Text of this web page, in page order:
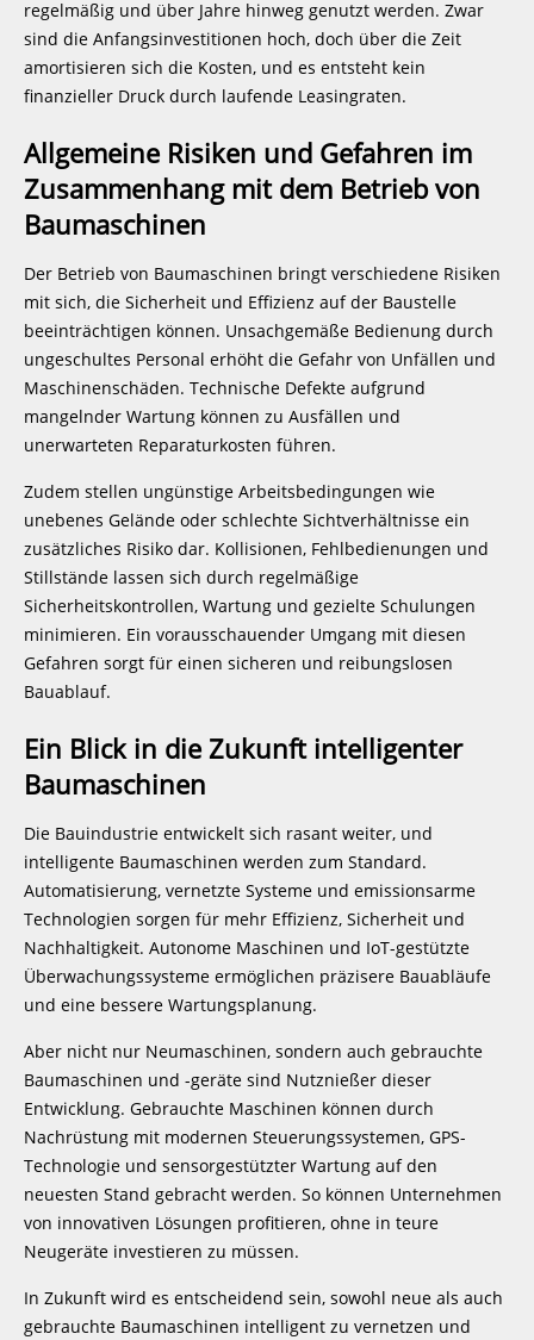
regelmäßig und über Jahre hinweg genutzt werden. Zwar
sind die Anfangsinvestitionen hoch, doch über die Zeit
amortisieren sich die Kosten, und es entsteht kein
finanzieller Druck durch laufende Leasingraten.
Allgemeine Risiken und Gefahren im
Zusammenhang mit dem Betrieb von
Baumaschinen
Der Betrieb von Baumaschinen bringt verschiedene Risiken
mit sich, die Sicherheit und Effizienz auf der Baustelle
beeinträchtigen können. Unsachgemäße Bedienung durch
ungeschultes Personal erhöht die Gefahr von Unfällen und
Maschinenschäden. Technische Defekte aufgrund
mangelnder Wartung können zu Ausfällen und
unerwarteten Reparaturkosten führen.
Zudem stellen ungünstige Arbeitsbedingungen wie
unebenes Gelände oder schlechte Sichtverhältnisse ein
zusätzliches Risiko dar. Kollisionen, Fehlbedienungen und
Stillstände lassen sich durch regelmäßige
Sicherheitskontrollen, Wartung und gezielte Schulungen
minimieren. Ein vorausschauender Umgang mit diesen
Gefahren sorgt für einen sicheren und reibungslosen
Bauablauf.
Ein Blick in die Zukunft intelligenter
Baumaschinen
Die Bauindustrie entwickelt sich rasant weiter, und
intelligente Baumaschinen werden zum Standard.
Automatisierung, vernetzte Systeme und emissionsarme
Technologien sorgen für mehr Effizienz, Sicherheit und
Nachhaltigkeit. Autonome Maschinen und IoT-gestützte
Überwachungssysteme ermöglichen präzisere Bauabläufe
und eine bessere Wartungsplanung.
Aber nicht nur Neumaschinen, sondern auch gebrauchte
Baumaschinen und -geräte sind Nutznießer dieser
Entwicklung. Gebrauchte Maschinen können durch
Nachrüstung mit modernen Steuerungssystemen, GPS-
Technologie und sensorgestützter Wartung auf den
neuesten Stand gebracht werden. So können Unternehmen
von innovativen Lösungen profitieren, ohne in teure
Neugeräte investieren zu müssen.
In Zukunft wird es entscheidend sein, sowohl neue als auch
gebrauchte Baumaschinen intelligent zu vernetzen und